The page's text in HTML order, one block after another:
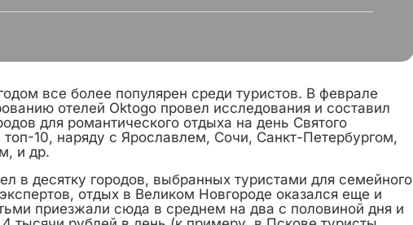
все более популярен среди туристов. В феврале
отелей Oktogo провел исследования и составил
для романтического отдыха на день Святого
10, наряду с Ярославлем, Сочи, Санкт-Петербургом,
и др.
в десятку городов, выбранных туристами для семейного
отдых в Великом Новгороде оказался еще и
приезжали сюда в среднем на два с половиной дня и